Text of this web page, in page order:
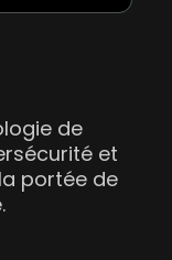
de
et
portée de